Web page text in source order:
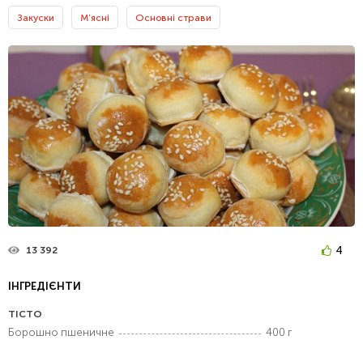
Закуски М’ясні Основні страви
13 392 4
ІНГРЕДІЄНТИ
ТІСТО
Борошно пшеничне
400 г